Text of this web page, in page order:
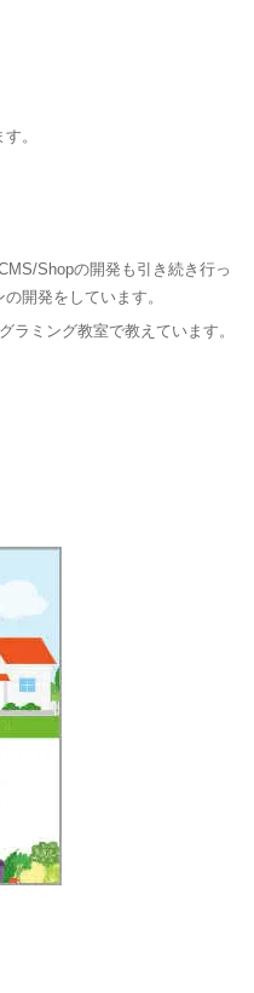
。
Shopの開発も引き続き行っ
開発をしています。
ラミング教室で教えています。